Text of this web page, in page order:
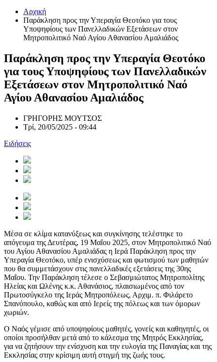
Αρχική
Παράκληση προς την Υπεραγία Θεοτόκο για τους
Υποψηφίους των Πανελλαδικών Εξετάσεων στον
Μητροπολιτικό Ναό Αγίου Αθανασίου Αμαλιάδος
Παράκληση προς την Υπεραγία Θεοτόκο
για τους Υποψηφίους των Πανελλαδικών
Εξετάσεων στον Μητροπολιτικό Ναό
Αγίου Αθανασίου Αμαλιάδος
ΓΡΗΓΟΡΗΣ ΜΟΥΤΣΟΣ
Τρί, 20/05/2025 - 09:44
Ειδήσεις
Μέσα σε κλίμα κατανύξεως και συγκίνησης τελέστηκε το
απόγευμα της Δευτέρας, 19 Μαΐου 2025, στον Μητροπολιτικό Ναό
του Αγίου Αθανασίου Αμαλιάδας η Ιερά Παράκληση προς την
Υπεραγία Θεοτόκο, υπέρ ενισχύσεως και φωτισμού των μαθητών
που θα συμμετάσχουν στις πανελλαδικές εξετάσεις της 30ης
Μαΐου. Την Παράκληση τέλεσε ο Σεβασμιώτατος Μητροπολίτης
Ηλείας και Ωλένης κ.κ. Αθανάσιος, πλαισιωμένος από τον
Πρωτοσύγκελο της Ιεράς Μητροπόλεως, Αρχιμ. π. Φιλάρετο
Σπανόπουλο, καθώς και από Ιερείς της πόλεως και των όμορων
χωριών.
Ο Ναός γέμισε από υποψηφίους μαθητές, γονείς και καθηγητές, οι
οποίοι προσήλθαν μετά από το κάλεσμα της Μητρός Εκκλησίας,
για να ζητήσουν την ενίσχυση και την ευλογία της Παναγίας και της
Εκκλησίας στην κρίσιμη αυτή στιγμή της ζωής τους.